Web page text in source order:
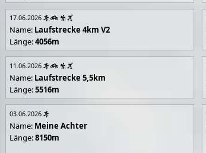
17.06.2026
Name: Laufstrecke 4km V2
Länge:4056m
11.06.2026
Name: Laufstrecke 5,5km
Länge:5516m
03.06.2026
Name: Meine Achter
Länge:8150m